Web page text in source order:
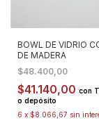
BOWL DE VIDRIO
DE MADERA
$48.400,00
$41.140,00 con
o depósito
6 x $8.066,67 sin